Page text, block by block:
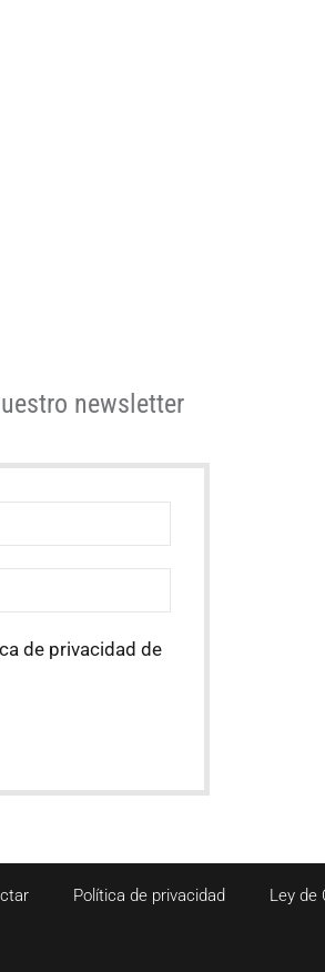
newsletter
de privacidad de
Política de privacidad Ley de